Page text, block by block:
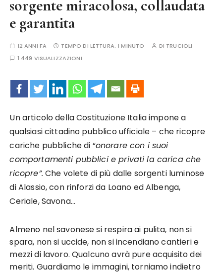
sorgente miracolosa, collaudata
e garantita
12 ANNI FA TEMPO DI LETTURA:1 MINUTO DI TRUCIOLI
1.449 VISUALIZZAZIONI
Un articolo della Costituzione Italia impone a
qualsiasi cittadino pubblico ufficiale – che ricopre
cariche pubbliche di “onorare con i suoi
comportamenti pubblici e privati la carica che
ricopre”. Che volete di più dalle sorgenti luminose
di Alassio, con rinforzi da Loano ed Albenga,
Ceriale, Savona…
Almeno nel savonese si respira ai pulita, non si
spara, non si uccide, non si incendiano cantieri e
mezzi di lavoro. Qualcuno avrà pure acquisito dei
meriti. Guardiamo le immagini, torniamo indietro